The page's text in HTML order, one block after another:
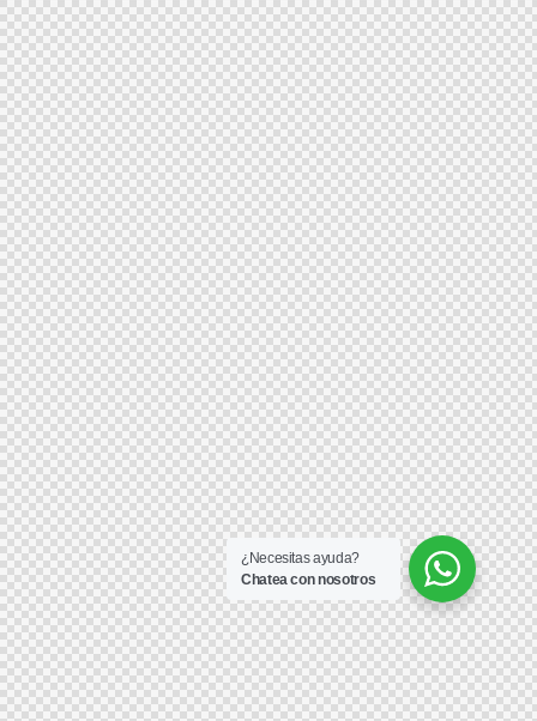
¿Necesitas ayuda?
Chatea con nosotros